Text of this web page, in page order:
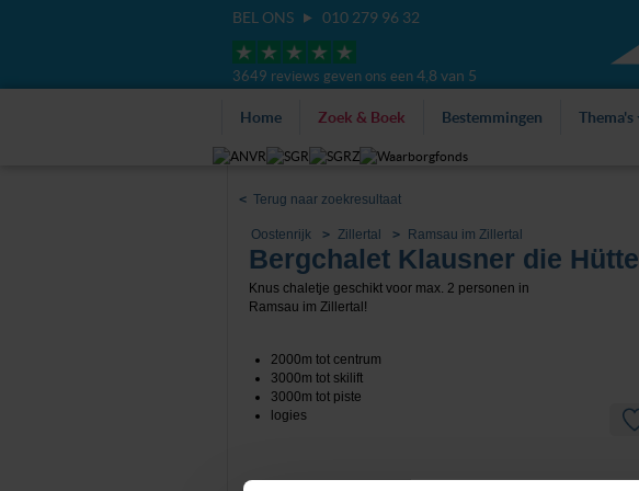
BEL ONS 010 279 96 32
3649 reviews geven ons een 4,8 van 5
Home Zoek & Boek Bestemmingen Thema's
<Terug naar zoekresultaat
Oostenrijk Zillertal Ramsau im Zillertal
Bergchalet Klausner die Hütte
Knus chaletje geschikt voor max. 2 personen in
Ramsau im Zillertal!
2000m tot centrum
3000m tot skilift
3000m tot piste
logies